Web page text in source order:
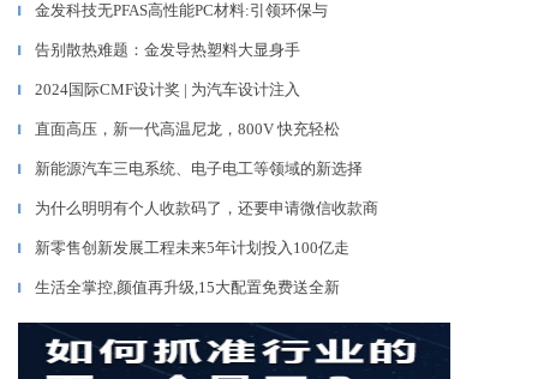
▎ 金发科技无PFAS高性能PC材料:引领环保与
▎ 告别散热难题：金发导热塑料大显身手
▎ 2024国际CMF设计奖 | 为汽车设计注入
▎ 直面高压，新一代高温尼龙，800V 快充轻松
▎ 新能源汽车三电系统、电子电工等领域的新选择
▎ 为什么明明有个人收款码了，还要申请微信收款商
▎ 新零售创新发展工程未来5年计划投入100亿走
▎ 生活全掌控,颜值再升级,15大配置免费送全新